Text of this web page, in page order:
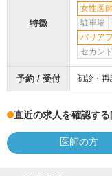
特徴
女性医
駐車場
バリア
セカン
予約 / 受付 初診・再
直近の求人を確認する
医師の方